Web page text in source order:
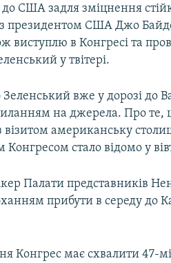
США задля зміцнення
президентом США Джо
в Конгресі та
у твітері.
вже у дорозі до
на джерела. Про
візитом американську
Конгресом стало відомо у
Палати представників
прибути в середу до
Конгрес має схвалити 47-